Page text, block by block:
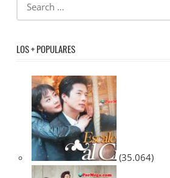
LOS + POPULARES
(35.064)